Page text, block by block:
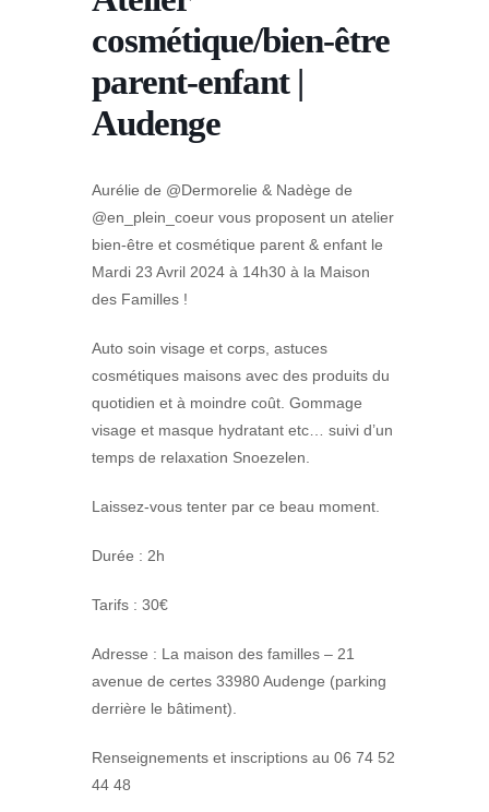
cosmétique/bien-être
parent-enfant |
Audenge
Aurélie de @Dermorelie & Nadège de
@en_plein_coeur vous proposent un atelier
bien-être et cosmétique parent & enfant le
Mardi 23 Avril 2024 à 14h30 à la Maison
des Familles !
Auto soin visage et corps, astuces
cosmétiques maisons avec des produits du
quotidien et à moindre coût. Gommage
visage et masque hydratant etc… suivi d’un
temps de relaxation Snoezelen.
Laissez-vous tenter par ce beau moment.
Durée : 2h
Tarifs : 30€
Adresse : La maison des familles – 21
avenue de certes 33980 Audenge (parking
derrière le bâtiment).
Renseignements et inscriptions au 06 74 52
44 48